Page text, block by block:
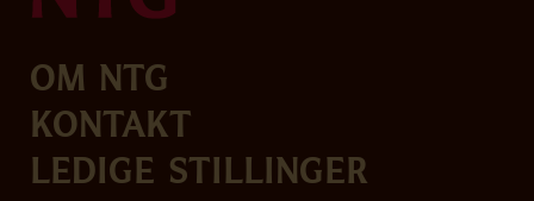
Om NTG
Kontakt
Ledige stillinger